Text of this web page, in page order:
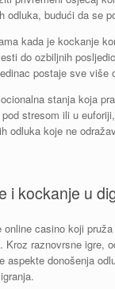
odluka, budući da se
kada je kockanje
do ozbiljnih
postaje sve više
stanja koja
stresom ili u
odluka koje ne
i kockanje u
online casino koji
Kroz raznovrsne igre,
aspekte donošenja